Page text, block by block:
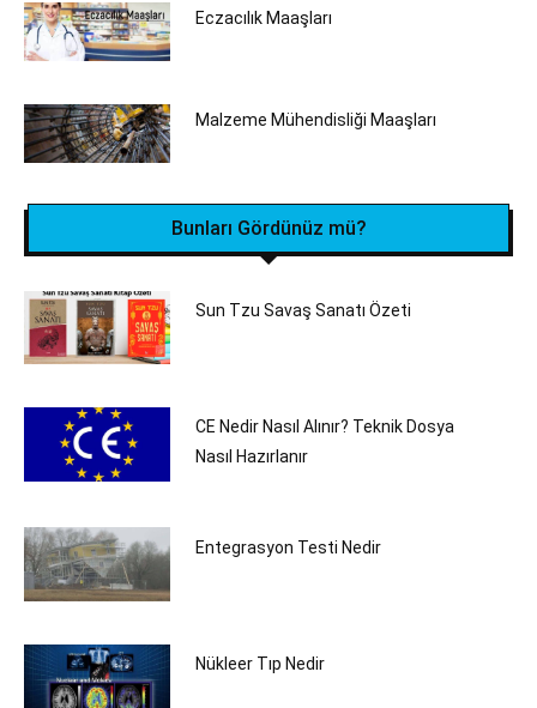
Eczacılık Maaşları
Malzeme Mühendisliği Maaşları
Bunları Gördünüz mü?
Sun Tzu Savaş Sanatı Özeti
CE Nedir Nasıl Alınır? Teknik Dosya
Nasıl Hazırlanır
Entegrasyon Testi Nedir
Nükleer Tıp Nedir